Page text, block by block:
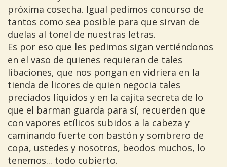
próxima cosecha. Igual pedimos concurso de
tantos como sea posible para que sirvan de
duelas al tonel de nuestras letras.
Es por eso que les pedimos sigan vertiéndonos
en el vaso de quienes requieran de tales
libaciones, que nos pongan en vidriera en la
tienda de licores de quien negocia tales
preciados líquidos y en la cajita secreta de lo
que el barman guarda para sí, recuerden que
con vapores etílicos subidos a la cabeza y
caminando fuerte con bastón y sombrero de
copa, ustedes y nosotros, beodos muchos, lo
tenemos... todo cubierto.